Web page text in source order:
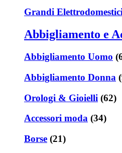
Grandi
Abbigliamento e
Abbigliamento Uomo
Abbigliamento Donna
Orologi & Gioielli (62)
Accessori moda (34)
Borse (21)